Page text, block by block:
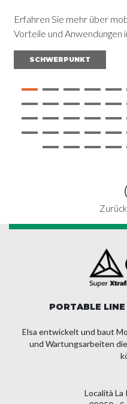
Erfahren Sie mehr über
Vorteile und Anwendungen
Branchen. Lesen Sie den
Sie optimale Ergebnisse
SCHWERPUNKT
PORTABLE
Elsa entwickelt und baut
und Wartungsarbeiten
Località La